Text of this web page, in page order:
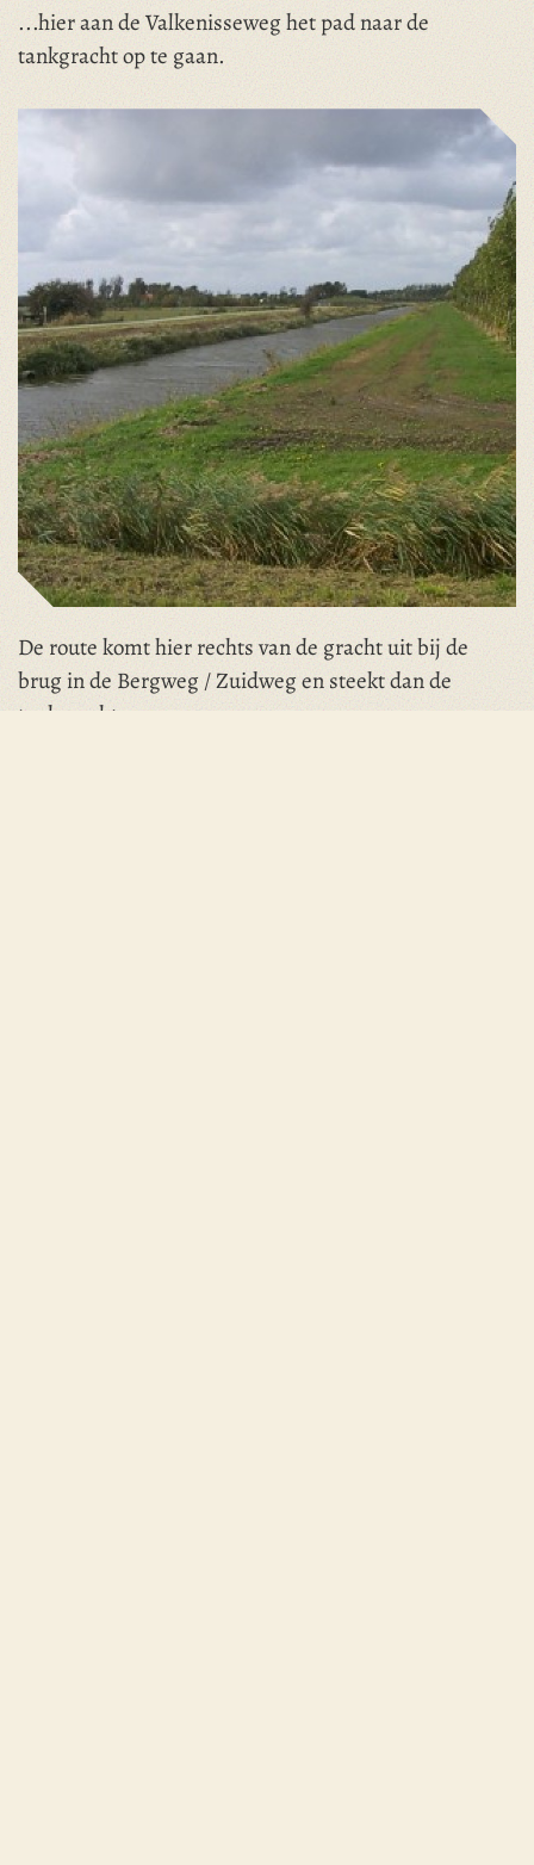
...hier aan de Valkenisseweg het pad naar de
tankgracht op te gaan.
De route komt hier rechts van de gracht uit bij de
brug in de Bergweg / Zuidweg en steekt dan de
tankgracht over.